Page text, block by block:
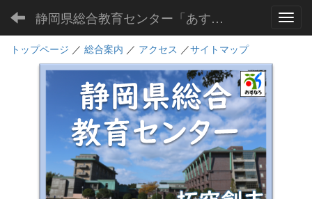
静岡県総合教育センター「あすなろ」
トップページ ／ 総合案内 ／ アクセス ／サイトマップ